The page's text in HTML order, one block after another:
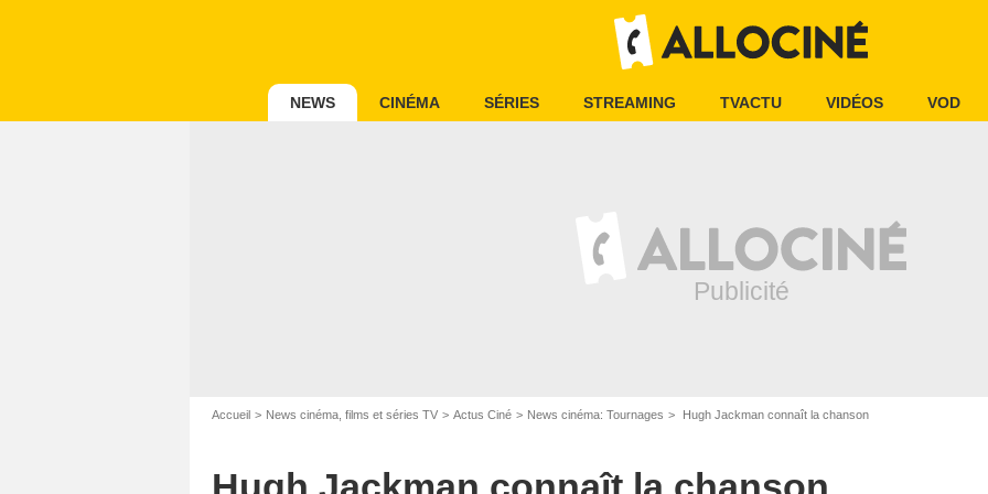
NEWS CINÉMA SÉRIES STREAMING TVACTU VIDÉOS VOD
Accueil News cinéma, films et séries TV Actus Ciné News cinéma: Tournages Hugh Jackman connaît la chanson